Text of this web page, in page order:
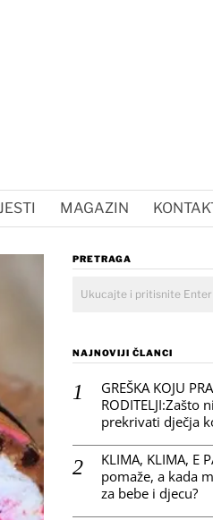
MAGAZIN
PRETRAGA
NAJNOVIJI ČLANCI
GREŠKA KOJU
RODITELJI:Zašto
prekrivati dječja
KLIMA, KLIMA, E
pomaže, a kada
za bebe i djecu?